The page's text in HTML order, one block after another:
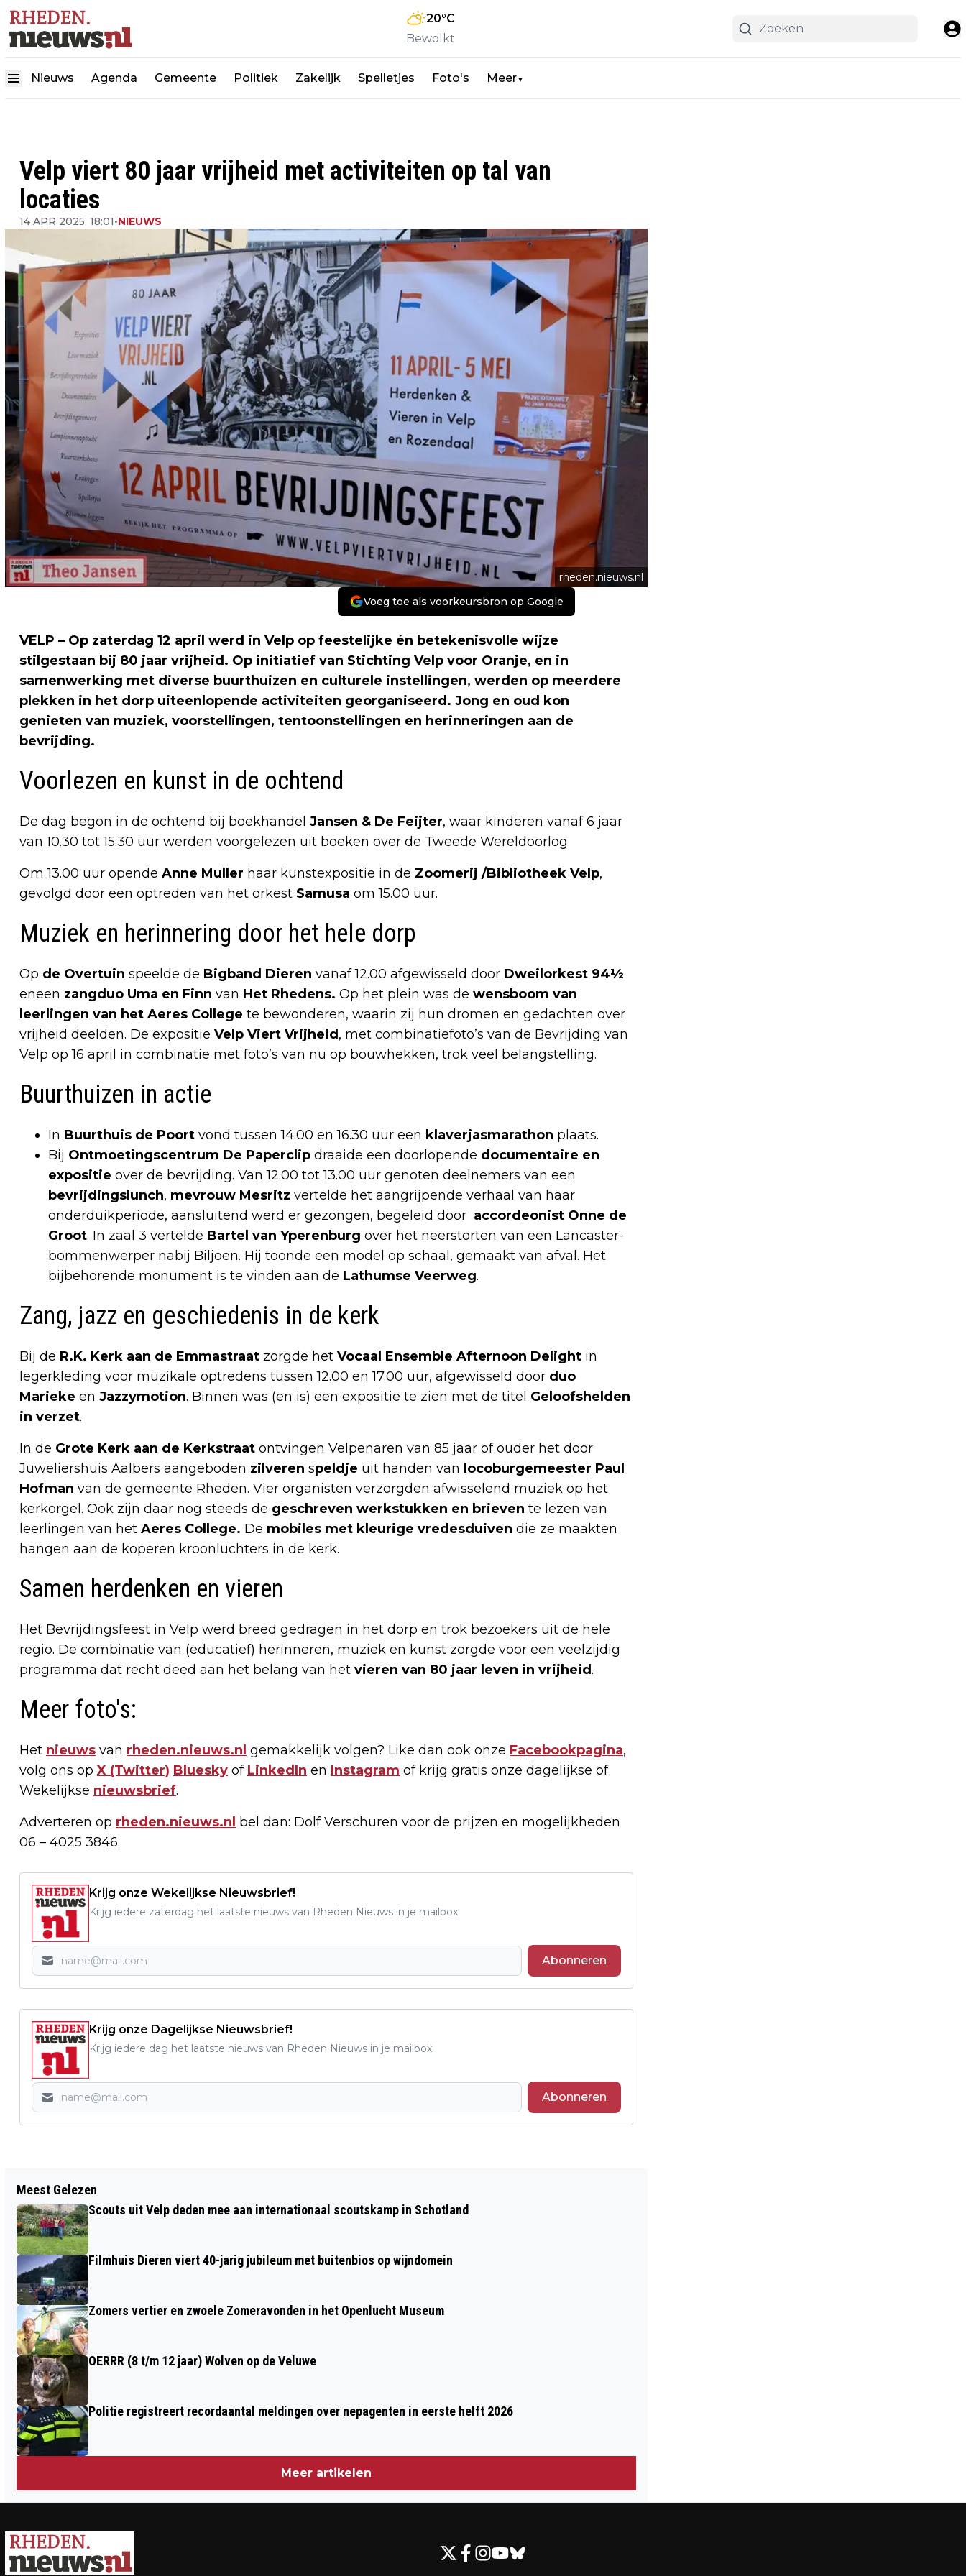
20°C
Bewolkt
Nieuws Agenda Gemeente Politiek Zakelijk Spelletjes Foto's Meer▼
Velp viert 80 jaar vrijheid met activiteiten op tal van
locaties
14 APR 2025, 18:01•NIEUWS
rheden.nieuws.nl
Voeg toe als voorkeursbron op Google
VELP – Op zaterdag 12 april werd in Velp op feestelijke én betekenisvolle wijze
stilgestaan bij 80 jaar vrijheid . Op initiatief van Stichting Velp voor Oranje, en in
samenwerking met diverse buurthuizen en culturele instellingen, werden op meerdere
plekken in het dorp uiteenlopende activiteiten georganiseerd. Jong en oud kon
genieten van muziek, voorstellingen, tentoonstellingen en herinneringen aan de
bevrijding.
Voorlezen en kunst in de ochtend
De dag begon in de ochtend bij boekhandel Jansen & De Feijter, waar kinderen vanaf 6 jaar
van 10.30 tot 15.30 uur werden voorgelezen uit boeken over de Tweede Wereldoorlog.
Om 13.00 uur opende Anne Muller haar kunstexpositie in de Zoomerij /Bibliotheek Velp,
gevolgd door een optreden van het orkest Samusa om 15.00 uur.
Muziek en herinnering door het hele dorp
Op de Overtuin speelde de Bigband Dieren vanaf 12.00 afgewisseld door Dweilorkest 94½
eneen zangduo Uma en Finn van Het Rhedens. Op het plein was de wensboom van
leerlingen van het Aeres College te bewonderen, waarin zij hun dromen en gedachten over
vrijheid deelden. De expositie Velp Viert Vrijheid , met combinatiefoto’s van de Bevrijding van
Velp op 16 april in combinatie met foto’s van nu op bouwhekken, trok veel belangstelling.
Buurthuizen in actie
In Buurthuis de Poort vond tussen 14.00 en 16.30 uur een klaverjasmarathon plaats.
Bij Ontmoetingscentrum De Paperclip draaide een doorlopende documentaire en
expositie over de bevrijding. Van 12.00 tot 13.00 uur genoten deelnemers van een
bevrijdingslunch, mevrouw Mesritz vertelde het aangrijpende verhaal van haar
onderduikperiode, aansluitend werd er gezongen, begeleid door accordeonist Onne de
Groot. In zaal 3 vertelde Bartel van Yperenburg over het neerstorten van een Lancaster-
bommenwerper nabij Biljoen. Hij toonde een model op schaal, gemaakt van afval. Het
bijbehorende monument is te vinden aan de Lathumse Veerweg.
Zang, jazz en geschiedenis in de kerk
Bij de R.K. Kerk aan de Emmastraat zorgde het Vocaal Ensemble Afternoon Delight in
legerkleding voor muzikale optredens tussen 12.00 en 17.00 uur, afgewisseld door duo
Marieke en Jazzymotion. Binnen was (en is) een expositie te zien met de titel Geloofshelden
in verzet.
In de Grote Kerk aan de Kerkstraat ontvingen Velpenaren van 85 jaar of ouder het door
Juweliershuis Aalbers aangeboden zilveren speldje uit handen van locoburgemeester Paul
Hofman van de gemeente Rheden. Vier organisten verzorgden afwisselend muziek op het
kerkorgel. Ook zijn daar nog steeds de geschreven werkstukken en brieven te lezen van
leerlingen van het Aeres College. De mobiles met kleurige vredesduiven die ze maakten
hangen aan de koperen kroonluchters in de kerk.
Samen herdenken en vieren
Het Bevrijdingsfeest in Velp werd breed gedragen in het dorp en trok bezoekers uit de hele
regio. De combinatie van (educatief) herinneren, muziek en kunst zorgde voor een veelzijdig
programma dat recht deed aan het belang van het vieren van 80 jaar leven in vrijheid.
Meer foto's:
Het nieuws van rheden.nieuws.nl gemakkelijk volgen? Like dan ook onze Facebookpagina,
volg ons opX (Twitter) Bluesky of LinkedIn en Instagram of krijg gratis onze dagelijkse of
Wekelijkse nieuwsbrief.
Adverteren op rheden.nieuws.nl bel dan: Dolf Verschuren voor de prijzen en mogelijkheden
06 – 4025 3846.
Krijg onze Wekelijkse Nieuwsbrief!
Krijg iedere zaterdag het laatste nieuws van Rheden Nieuws in je mailbox
Abonneren
Krijg onze Dagelijkse Nieuwsbrief!
Krijg iedere dag het laatste nieuws van Rheden Nieuws in je mailbox
Abonneren
GRATIS SPORT- EN BEWEEGMIDDAG
VOOR JONG EN OUD OP RHEDERLAAG
GEEFT BIJZONDER CONCERT TER ERE
Meest Gelezen
Scouts uit Velp deden mee aan internationaal scoutskamp in Schotland
Filmhuis Dieren viert 40-jarig jubileum met buitenbios op wijndomein
Zomers vertier en zwoele Zomeravonden in het Openlucht Museum
OERRR (8 t/m 12 jaar) Wolven op de Veluwe
Politie registreert recordaantal meldingen over nepagenten in eerste helft 2026
Meer artikelen